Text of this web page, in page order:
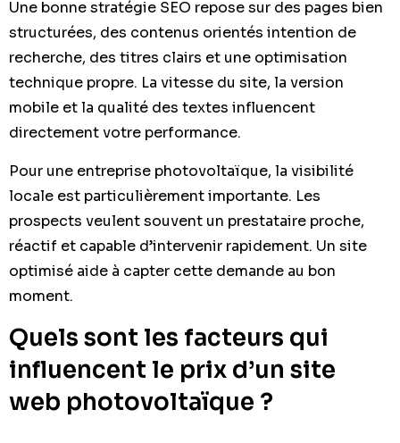
Une bonne stratégie SEO repose sur des pages bien
structurées, des contenus orientés intention de
recherche, des titres clairs et une optimisation
technique propre. La vitesse du site, la version
mobile et la qualité des textes influencent
directement votre performance.
Pour une entreprise photovoltaïque, la visibilité
locale est particulièrement importante. Les
prospects veulent souvent un prestataire proche,
réactif et capable d’intervenir rapidement. Un site
optimisé aide à capter cette demande au bon
moment.
Quels sont les facteurs qui
influencent le prix d’un site
web photovoltaïque ?